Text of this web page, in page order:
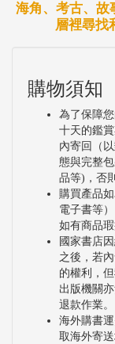
海角、考古、故
層裡尋找
購物須知
為了保障
十天的鑑
內寄回（
態與完整
品等)，否
購買產品
電子書等
如有商品
國家書店
之後，若
的權利，
出版機關
退款作業。
海外購書
取海外寄